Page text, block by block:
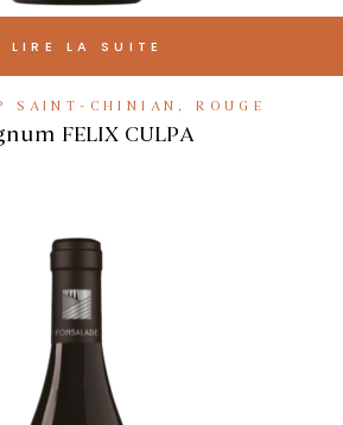
LIRE LA SUITE
SAINT-CHINIAN ,ROUGE
FELIX CULPA